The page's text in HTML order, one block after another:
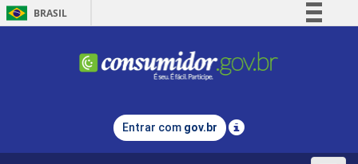
BRASIL
Comunica BR
Legislação
Entrar com gov.br